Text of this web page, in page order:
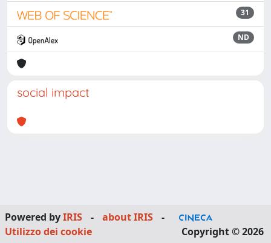
31
ND
social impact
Powered byIRIS - about IRIS
-
Utilizzo dei cookie
Copyright © 2026